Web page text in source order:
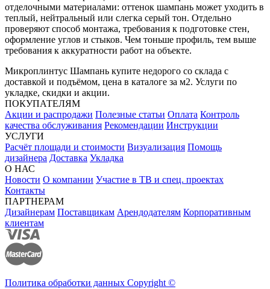
отделочными материалами: оттенок шампань может уходить в
теплый, нейтральный или слегка серый тон. Отдельно
проверяют способ монтажа, требования к подготовке стен,
оформление углов и стыков. Чем тоньше профиль, тем выше
требования к аккуратности работ на объекте.
Микроплинтус Шампань купите недорого со склада с
доставкой и подъёмом, цена в каталоге за м2. Услуги по
укладке, скидки и акции.
ПОКУПАТЕЛЯМ
Акции и распродажи Полезные статьи Оплата Контроль
качества обслуживания Рекомендации Инструкции
УСЛУГИ
Расчёт площади и стоимости Визуализация Помощь
дизайнера Доставка Укладка
О НАС
Новости О компании Участие в ТВ и спец. проектах
Контакты
ПАРТНЕРАМ
Дизайнерам Поставщикам Арендодателям Корпоративным
клиентам
Политика обработки данных Copyright ©